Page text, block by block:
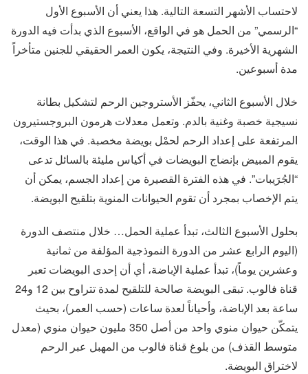
لاحتساب الأشهر التسعة التالية. هذا يعني أن الأسبوع الأول
“الرسمي” من الحمل هو في الواقع، الأسبوع الذي بدأت فيه الدورة
الشهرية الأخيرة. وفي النتيجة، يكون العمر الحقيقي للجنين متأخراً
مدة أسبوعين.
خلال الأسبوع الثاني، يحفّز الأستروجين الرحم لتشكيل بطانة
نسيجية خصبة وغنية بالدم. وتعمل معدلات هرمون البروجستيرون
المرتفعة على إعداد الرحم لحمْل بويضة مخصبة. في هذا الوقت،
يقوم المبيض بإنضاج البويضات في أكياس مليئة بالسائل تدعى
“الجُرَيبات”. في هذه الفترة القصيرة من إعداد الجسم، يمكن أن
يتم الإخصاب بمجرد أن تقوم الحيوانات المنوية بتلقيح البويضة.
بحلول الأسبوع الثالث، تبدأ عملية الحمل… خلال منتصف الدورة
(اليوم الرابع عشر من الدورة النموذجية المؤلفة من ثمانية
وعشرين يوماً)، تبدأ عملية الإباضة، أي أن إحدى البويضات تعبر
قناة فالوب. تبقى البويضة صالحة للتلقيح لمدة تتراوح بين 12 و24
ساعة بعد الإباضة، وأحياناً لعدة ساعات (حسب العمر)، بحيث
يتمكّن حيوان منوي واحد من أصل 350 مليون حيوان منوي (معدل
متوسط القذف) من بلوغ قناة فالوب من المهبل عبر الرحم
لاختراق البويضة.